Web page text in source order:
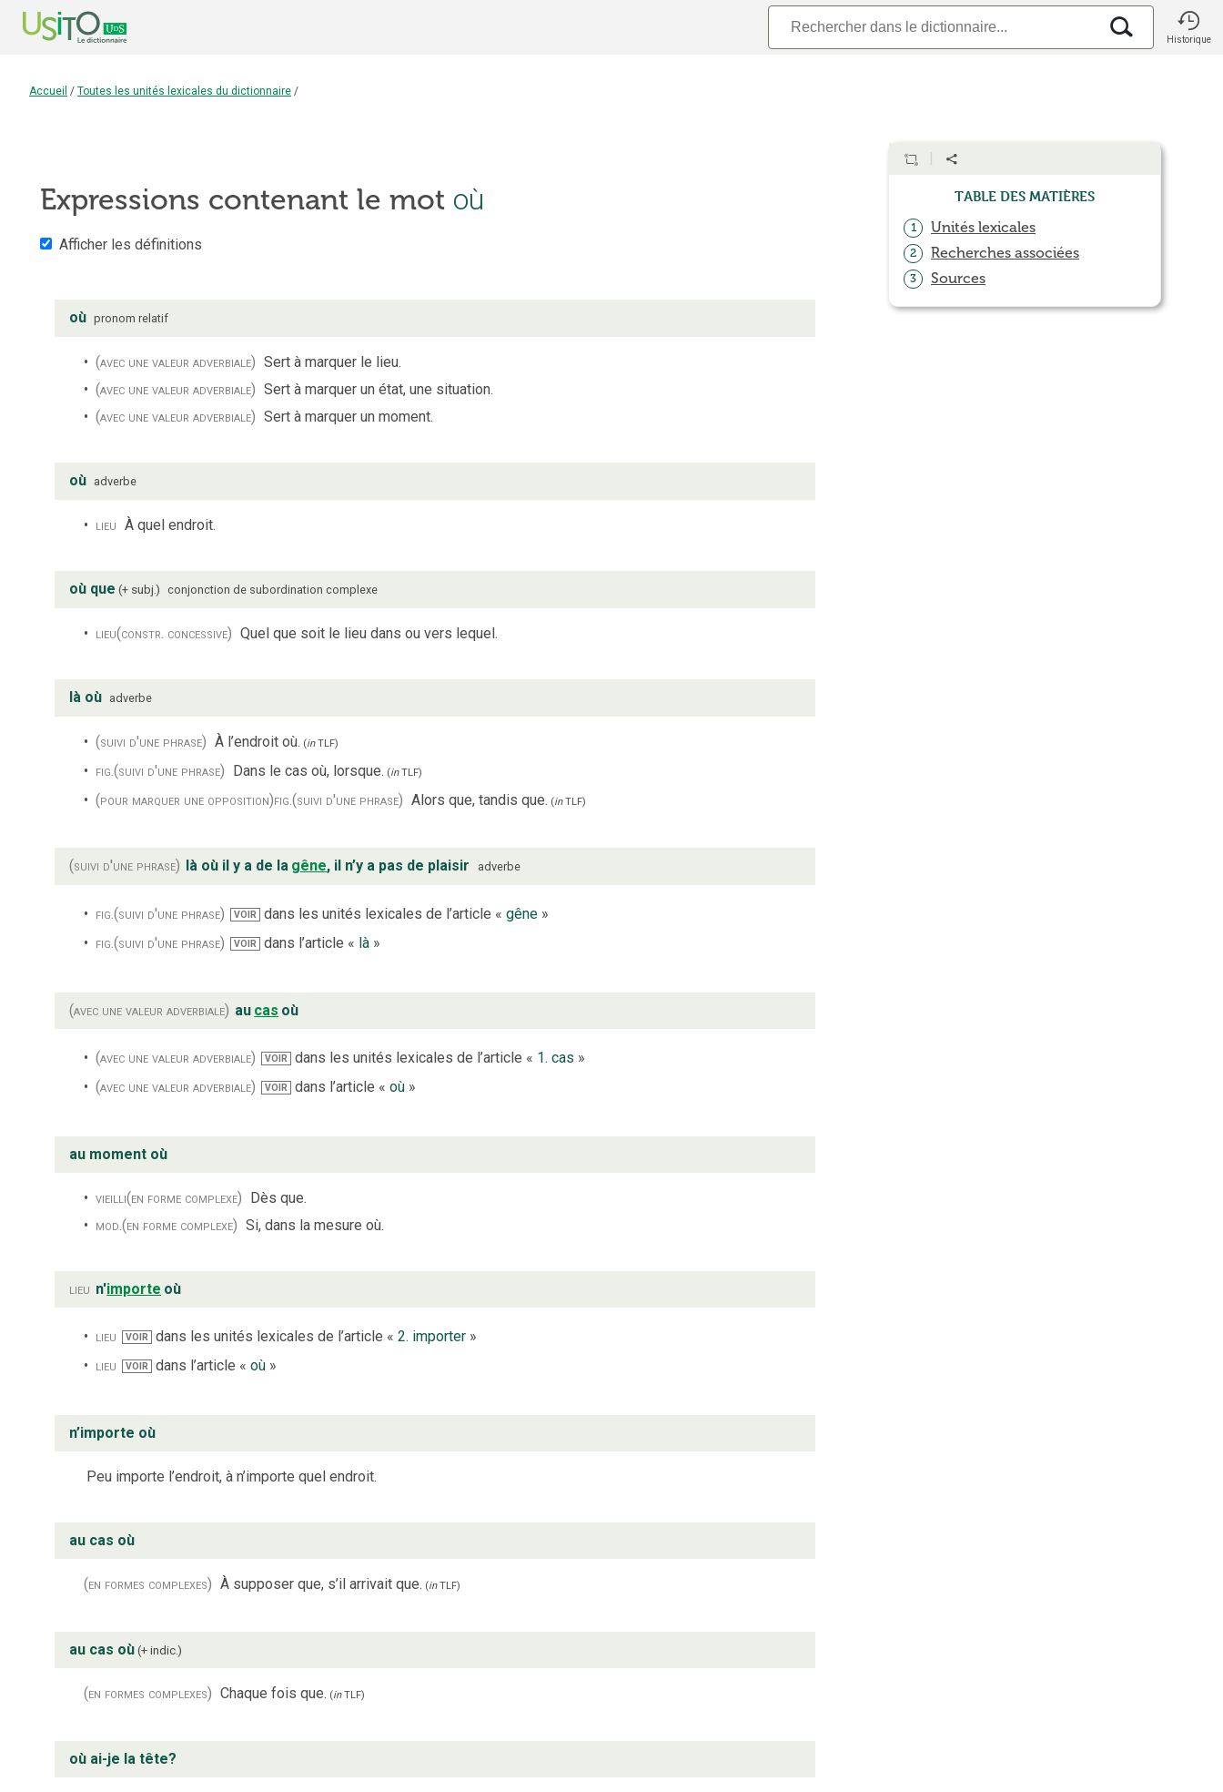
Historique
Accueil / Toutes les unités lexicales du dictionnaire /
Expressions contenant le mot où
Afficher les définitions
où pronom relatif
(avec une valeur adverbiale) Sert à marquer le lieu.
(avec une valeur adverbiale) Sert à marquer un état, une situation.
(avec une valeur adverbiale) Sert à marquer un moment.
où adverbe
lieu À quel endroit.
où que + subj. conjonction de subordination complexe
lieu(constr. concessive) Quel que soit le lieu dans ou vers lequel.
là où adverbe
(suivi d'une phrase) À l’endroit où. (inTLF)
fig.(suivi d'une phrase) Dans le cas où, lorsque. (inTLF)
(pour marquer une opposition)fig.(suivi d'une phrase) Alors que, tandis que. (inTLF)
(suivi d'une phrase) là où il y a de la gêne, il n’y a pas de plaisir adverbe
fig.(suivi d'une phrase) VOIR dans les unités lexicales de l’article « gêne»
fig.(suivi d'une phrase) VOIR dans l’article « là»
(avec une valeur adverbiale) au cas où
(avec une valeur adverbiale) VOIR dans les unités lexicales de l’article « 1. cas »
(avec une valeur adverbiale)
VOIR dans l’article « où»
au moment où
vieilli(en forme complexe) Dès que.
mod.(en forme complexe) Si, dans la mesure où.
lieu n'importe où
lieu VOIR dans les unités lexicales de l’article « 2. importer»
lieu
VOIR dans l’article « où»
n’importe où
Peu importe l’endroit, à n’importe quel endroit.
au cas où
(en formes complexes) À supposer que, s’il arrivait que. (inTLF)
au cas où + indic.
(en formes complexes) Chaque fois que. (inTLF)
où ai-je la tête?
Table des matières
1 Unités lexicales
2 Recherches associées
3 Sources